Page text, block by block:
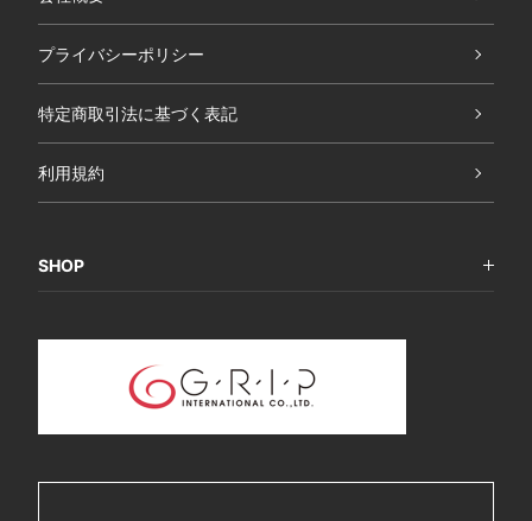
プライバシーポリシー
特定商取引法に基づく表記
利用規約
SHOP